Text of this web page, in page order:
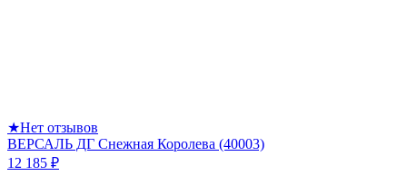
★Нет отзывов
ВЕРСАЛЬ ДГ Снежная Королева (40003)
12 185 ₽